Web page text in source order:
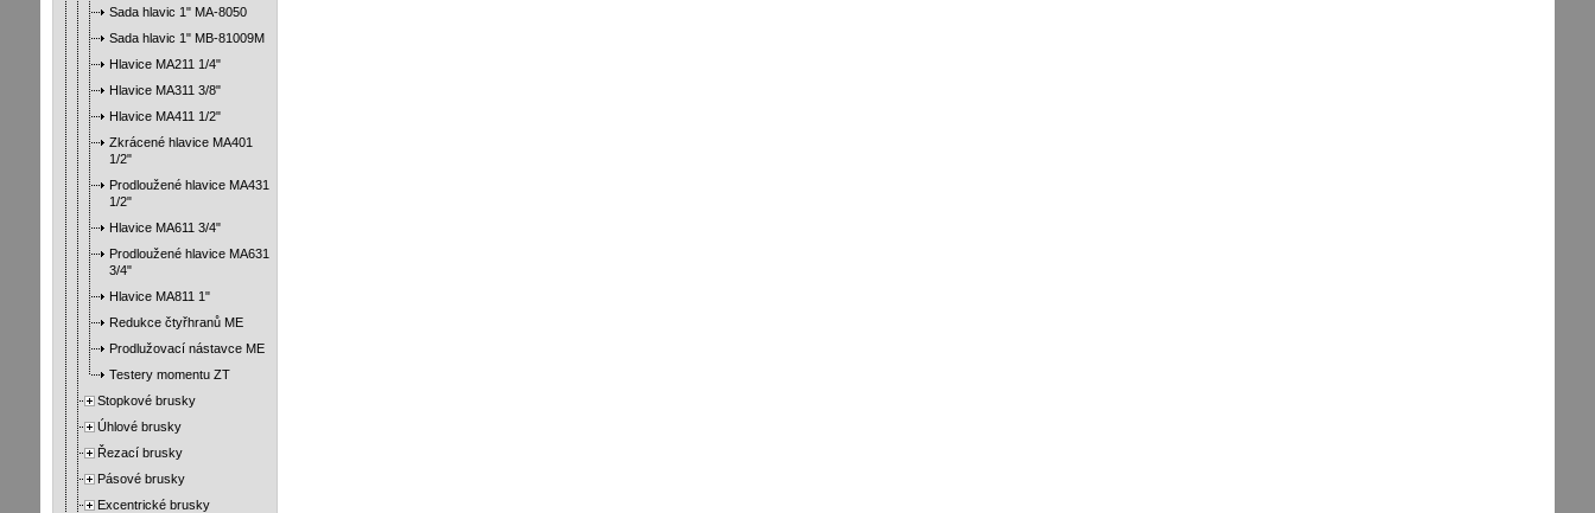
Sada hlavic 1" MA-8050
Sada hlavic 1" MB-81009M
Hlavice MA211 1/4"
Hlavice MA311 3/8"
Hlavice MA411 1/2"
Zkrácené hlavice MA401
1/2"
Prodloužené hlavice MA431
1/2"
Hlavice MA611 3/4"
Prodloužené hlavice MA631
3/4"
Hlavice MA811 1"
Redukce čtyřhranů ME
Prodlužovací nástavce ME
Testery momentu ZT
Stopkové brusky
Úhlové brusky
Řezací brusky
Pásové brusky
Excentrické brusky